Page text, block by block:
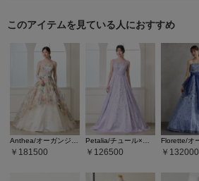
このアイテムを見ている人におすすめ
Anthea/オーガンジー×フラワープリント・ラメフロッキーロングドレス
181500
Petalia/チュール×ラメグリッター肩山付ロングドレス
126500 132000